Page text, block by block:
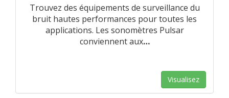
Trouvez des équipements de surveillance du
bruit hautes performances pour toutes les
applications. Les sonomètres Pulsar
conviennent aux…
Visualisez